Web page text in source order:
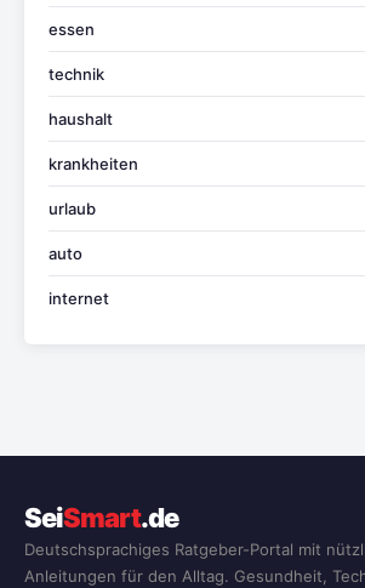
essen
technik
haushalt
krankheiten
urlaub
auto
internet
SeiSmart.de
Deutschsprachiges Ratgeber-Portal mit
Anleitungen für den Alltag. Gesundheit,